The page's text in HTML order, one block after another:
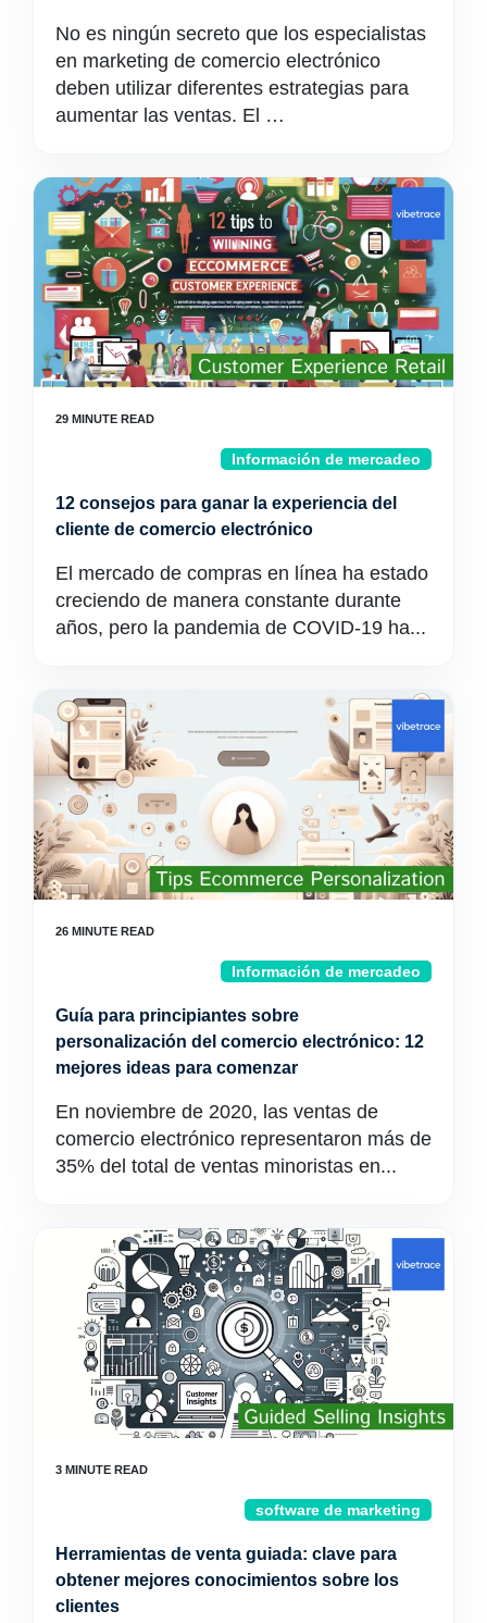
No es ningún secreto que los especialistas
en marketing de comercio electrónico
deben utilizar diferentes estrategias para
aumentar las ventas. El …
Información de mercadeo
12 consejos para ganar la experiencia del
cliente de comercio electrónico
El mercado de compras en línea ha estado
creciendo de manera constante durante
años, pero la pandemia de COVID-19 ha...
Información de mercadeo
Guía para principiantes sobre
personalización del comercio electrónico: 12
mejores ideas para comenzar
En noviembre de 2020, las ventas de
comercio electrónico representaron más de
35% del total de ventas minoristas en...
software de marketing
Herramientas de venta guiada: clave para
obtener mejores conocimientos sobre los
clientes